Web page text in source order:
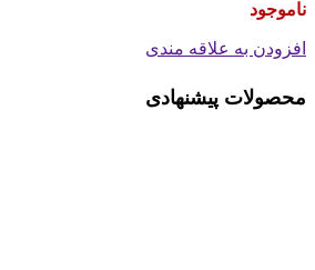
ناموجود
افزودن به علاقه مندی
محصولات پیشنهادی